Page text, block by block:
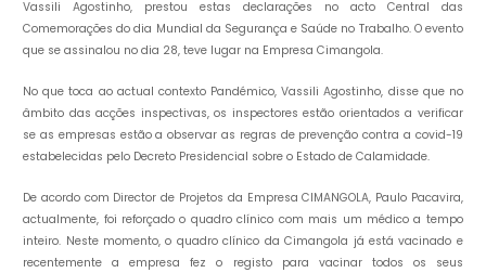
Vassili Agostinho, prestou estas declarações no acto Central das
Comemorações do dia Mundial da Segurança e Saúde no Trabalho. O evento
que se assinalou no dia 28, teve lugar na Empresa Cimangola.
No que toca ao actual contexto Pandémico, Vassili Agostinho, disse que no
âmbito das acções inspectivas, os inspectores estão orientados a verificar
se as empresas estão a observar as regras de prevenção contra a covid-19
estabelecidas pelo Decreto Presidencial sobre o Estado de Calamidade.
De acordo com Director de Projetos da Empresa CIMANGOLA, Paulo Pacavira,
actualmente, foi reforçado o quadro clínico com mais um médico a tempo
inteiro. Neste momento, o quadro clínico da Cimangola já está vacinado e
recentemente a empresa fez o registo para vacinar todos os seus